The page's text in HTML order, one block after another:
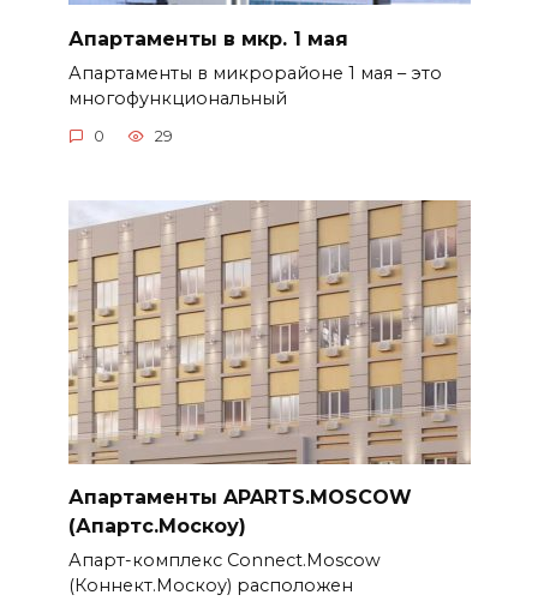
Апартаменты в мкр. 1 мая
Апартаменты в микрорайоне 1 мая – это
многофункциональный
0 29
Апартаменты APARTS.MOSCOW
(Апартс.Москоу)
Апарт-комплекс Connect.Moscow
(Коннект.Москоу) расположен